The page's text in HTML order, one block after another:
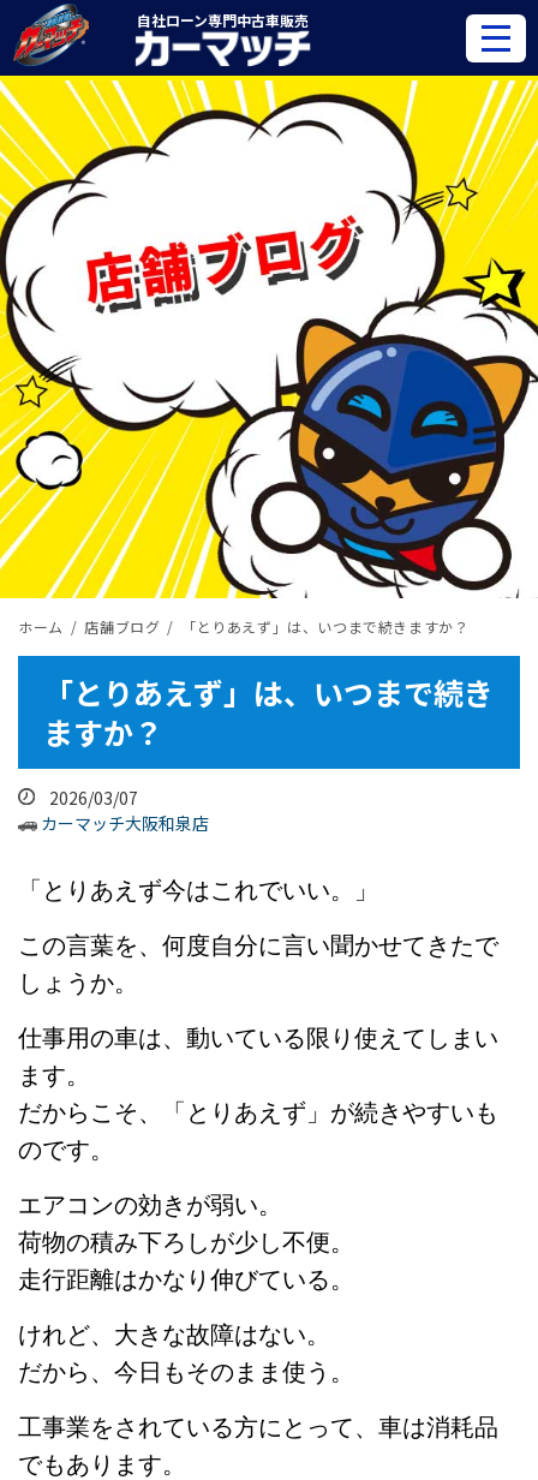
自社ローン専門中古車販売
ホーム 店舗ブログ 「とりあえず」は、いつまで続きますか？
「とりあえず」は、いつまで続き
ますか？
2026/03/07
カーマッチ大阪和泉店
「とりあえず今はこれでいい。」
この言葉を、何度自分に言い聞かせてきたで
しょうか。
仕事用の車は、動いている限り使えてしまい
ます。
だからこそ、「とりあえず」が続きやすいも
のです。
エアコンの効きが弱い。
荷物の積み下ろしが少し不便。
走行距離はかなり伸びている。
けれど、大きな故障はない。
だから、今日もそのまま使う。
工事業をされている方にとって、車は消耗品
でもあります。